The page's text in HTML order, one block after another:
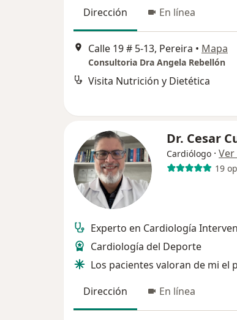
Dirección En línea
Calle 19 # 5-13, Pereira • Mapa
Consultoria Dra Angela Rebellón
Visita Nutrición y Dietética
Dr. Cesar
Cardiólogo · Ver
19
Experto en Cardiología
Cardiología del Deporte
Los pacientes valoran de mi el
Dirección
En línea